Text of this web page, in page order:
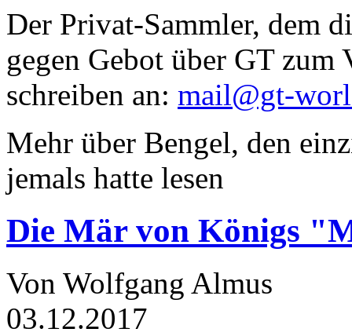
Der Privat-Sammler, dem
gegen Gebot über GT zum
schreiben an: mail@gt-
Mehr über Bengel, den
jemals hatte lesen
Die Mär von Königs
Von Wolfgang Almus
03.12.2017